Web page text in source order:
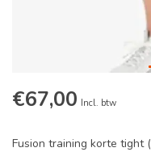
€67,00 Incl. btw
Fusion training korte tight